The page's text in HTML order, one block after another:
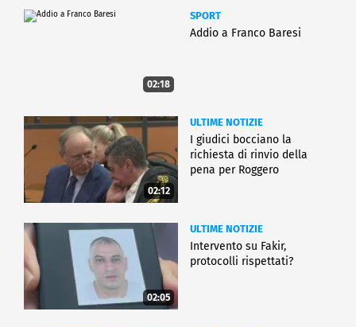
02:18
SPORT
Addio a Franco Baresi
02:12
ULTIME NOTIZIE
I giudici bocciano la
richiesta di rinvio della
pena per Roggero
02:05
ULTIME NOTIZIE
Intervento su Fakir,
protocolli rispettati?